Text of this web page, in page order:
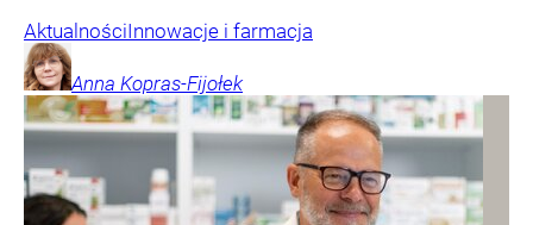
AktualnościInnowacje i farmacja
Anna Kopras-Fijołek